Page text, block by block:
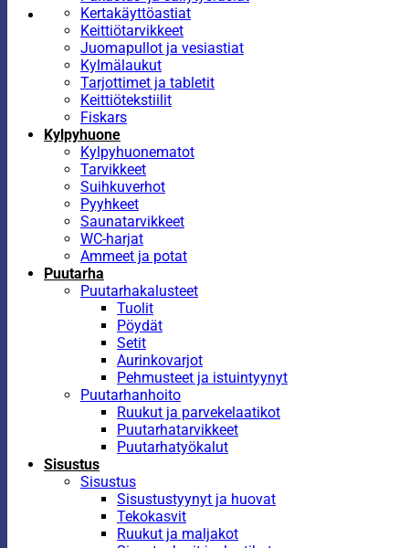
Kertakäyttöastiat
Keittiötarvikkeet
Juomapullot ja vesiastiat
Kylmälaukut
Tarjottimet ja tabletit
Keittiötekstiilit
Fiskars
Kylpyhuone
Kylpyhuonematot
Tarvikkeet
Suihkuverhot
Pyyhkeet
Saunatarvikkeet
WC-harjat
Ammeet ja potat
Puutarha
Puutarhakalusteet
Tuolit
Pöydät
Setit
Aurinkovarjot
Pehmusteet ja istuintyynyt
Puutarhanhoito
Ruukut ja parvekelaatikot
Puutarhatarvikkeet
Puutarhatyökalut
Sisustus
Sisustus
Sisustustyynyt ja huovat
Tekokasvit
Ruukut ja maljakot